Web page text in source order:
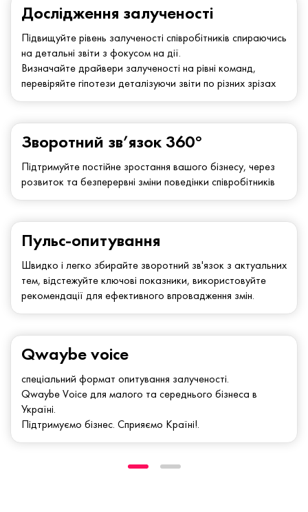
Дослідження залученості
Підвищуйте рівень залученості співробітників спираючись
на детальні звіти з фокусом на дії.
Визначайте драйвери залученості на рівні команд,
перевіряйте гіпотези деталізуючи звіти по різних зрізах
Зворотний зв’язок 360°
Підтримуйте постійне зростання вашого бізнесу, через
розвиток та безперервні зміни поведінки співробітників
Qwaybe voice
спеціальний формат опитування залученості.
Qwaybe Voice для малого та середнього бізнеса в
Україні.
Підтримуємо бізнес. Сприяємо Країні!.
Пульс-опитування
Швидко і легко збирайте зворотний зв'язок з актуальних
тем, відстежуйте ключові показники, використовуйте
рекомендації для ефективного впровадження змін.